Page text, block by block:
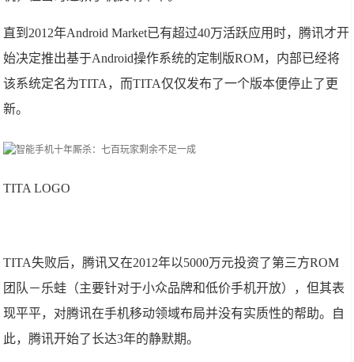
直到2012年Android Market已有超过40万活跃应用时，腾讯才开
始决定推出基于Android操作系统的定制版ROM，内部已经将
该系统定名为TITA，而TITA仅仅发布了一个版本便停止了更
新。
TITA LOGO
TITA失败后，腾讯又在2012年以5000万元投资了第三方ROM
团队－乐蛙（主要针对于小众品牌和低价手机开放），但其表
现平平，对腾讯在手机移动领域布局并没有实质性的帮助。自
此，腾讯开始了长达3年的静默期。